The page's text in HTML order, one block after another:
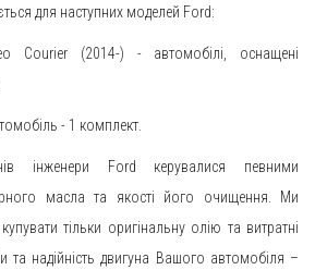
для наступних моделей Ford:
Courier (2014-) - автомобілі, оснащені
- 1 комплект.
інженери Ford керувалися певними
масла та якості його очищення. Ми
тільки оригінальну олію та витратні
та надійність двигуна Вашого автомобіля –